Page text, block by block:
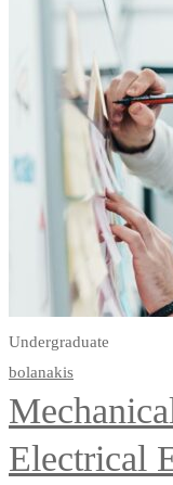
Undergraduate
bolanakis
Electrical